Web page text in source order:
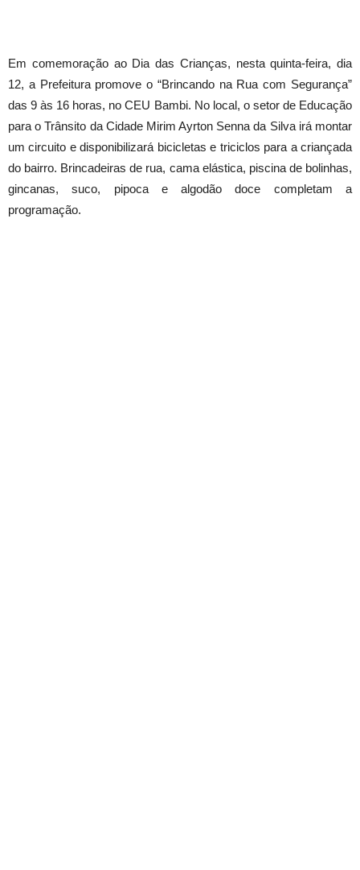
Em comemoração ao Dia das Crianças, nesta quinta-feira, dia
12, a Prefeitura promove o “Brincando na Rua com Segurança”
das 9 às 16 horas, no CEU Bambi. No local, o setor de Educação
para o Trânsito da Cidade Mirim Ayrton Senna da Silva irá montar
um circuito e disponibilizará bicicletas e triciclos para a criançada
do bairro. Brincadeiras de rua, cama elástica, piscina de bolinhas,
gincanas, suco, pipoca e algodão doce completam a
programação.